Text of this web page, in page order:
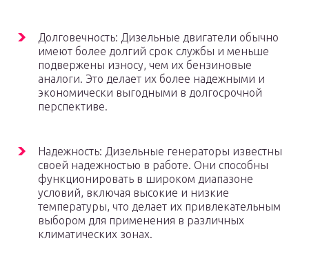
Долговечность: Дизельные двигатели обычно
имеют более долгий срок службы и меньше
подвержены износу, чем их бензиновые
аналоги. Это делает их более надежными и
экономически выгодными в долгосрочной
перспективе.
Надежность: Дизельные генераторы известны
своей надежностью в работе. Они способны
функционировать в широком диапазоне
условий, включая высокие и низкие
температуры, что делает их привлекательным
выбором для применения в различных
климатических зонах.